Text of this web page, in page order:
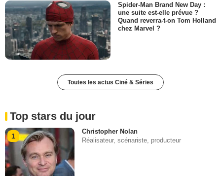
Spider-Man Brand New Day :
une suite est-elle prévue ?
Quand reverra-t-on Tom Holland
chez Marvel ?
Toutes les actus Ciné & Séries
Top stars du jour
1
Christopher Nolan
Réalisateur, scénariste, producteur